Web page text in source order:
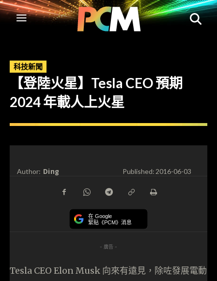
科技新聞
【登陸火星】Tesla CEO 預期
2024 年載人上火星
Author: Ding Published:2016-06-03
在 Google
緊貼《PCM》消息
- 廣告 -
Tesla CEO Elon Musk 向來有遠見，除咗發展電動